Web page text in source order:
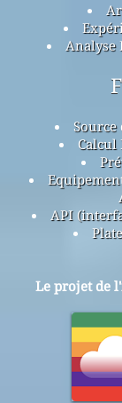
Analyse
Calcul
API
Le projet de